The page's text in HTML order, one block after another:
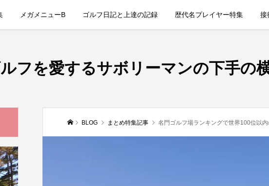
メガメニューB ゴルフ日記と上達の記録 歴代名プレイヤー特集 接
フを愛するサボリーマンの下手の
BLOG まとめ特集記事 名門ゴルフ場ランキングで世界100位以